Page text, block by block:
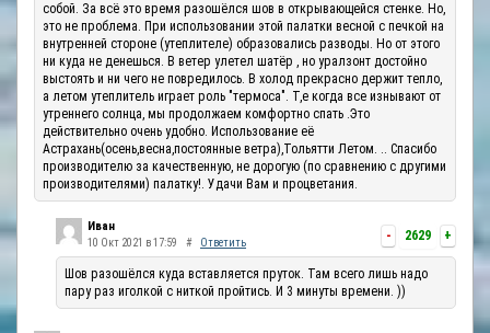
собой. За всё это время разошёлся шов в открывающейся стенке. Но,
это не проблема. При использовании этой палатки весной с печкой на
внутренней стороне (утеплителе) образовались разводы. Но от этого
ни куда не денешься. В ветер улетел шатёр , но уралзонт достойно
выстоять и ни чего не повредилось. В холод прекрасно держит тепло,
а летом утеплитель играет роль "термоса". Т,е когда все изнывают от
утреннего солнца, мы продолжаем комфортно спать .Это
действительно очень удобно. Использование её
Астрахань(осень,весна,постоянные ветра),Тольятти Летом. .. Спасибо
производителю за качественную, не дорогую (по сравнению с другими
производителями) палатку!. Удачи Вам и процветания.
- 2629 +
Иван
10 Окт 2021 в 17:59 # Ответить
Шов разошёлся куда вставляется пруток. Там всего лишь надо
пару раз иголкой с ниткой пройтись. И 3 минуты времени. ))